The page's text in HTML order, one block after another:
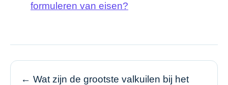
formuleren van eisen?
← Wat zijn de grootste valkuilen bij het